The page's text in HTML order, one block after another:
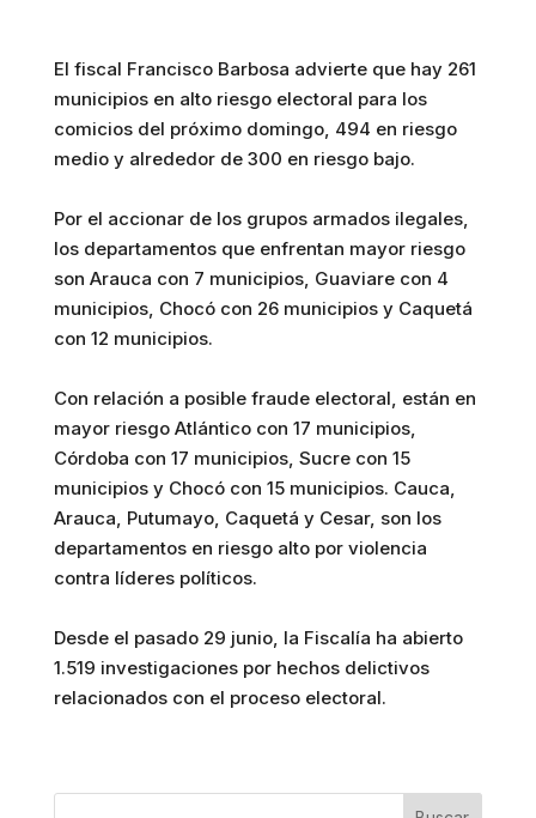
El fiscal Francisco Barbosa advierte que hay 261
municipios en alto riesgo electoral para los
comicios del próximo domingo, 494 en riesgo
medio y alrededor de 300 en riesgo bajo.
Por el accionar de los grupos armados ilegales,
los departamentos que enfrentan mayor riesgo
son Arauca con 7 municipios, Guaviare con 4
municipios, Chocó con 26 municipios y Caquetá
con 12 municipios.
Con relación a posible fraude electoral, están en
mayor riesgo Atlántico con 17 municipios,
Córdoba con 17 municipios, Sucre con 15
municipios y Chocó con 15 municipios. Cauca,
Arauca, Putumayo, Caquetá y Cesar, son los
departamentos en riesgo alto por violencia
contra líderes políticos.
Desde el pasado 29 junio, la Fiscalía ha abierto
1.519 investigaciones por hechos delictivos
relacionados con el proceso electoral.